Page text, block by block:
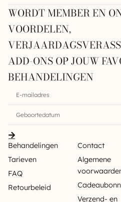
WORDT MEMBER EN
VOORDELEN,
ADD-ONS OP JOUW
BEHANDELINGEN
Behandelingen
Tarieven
FAQ
Retourbeleid
Contact
Algemene
Verzend- en